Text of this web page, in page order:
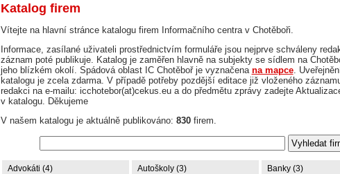
Katalog firem
Vítejte na hlavní stránce katalogu firem Informačního centra v Chotěboři.
Informace, zasílané uživateli prostřednictvím formuláře jsou nejprve schváleny
záznam poté publikuje. Katalog je zaměřen hlavně na subjekty se sídlem na
jeho blízkém okolí. Spádová oblast IC Chotěboř je vyznačena na mapce.
katalogu je zcela zdarma. V případě potřeby pozdější editace již vloženého
redakci na e-mailu: icchotebor(at)cekus.eu a do předmětu zprávy zadejte
v katalogu. Děkujeme
V našem katalogu je aktuálně publikováno: 830 firem.
Advokáti (4) Autoškoly (3) Banky (3)